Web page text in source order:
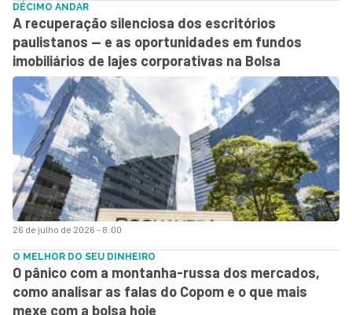
26 de julho de 2026 - 8:00
DÉCIMO ANDAR
A recuperação silenciosa dos escritórios
paulistanos — e as oportunidades em fundos
imobiliários de lajes corporativas na Bolsa
O MELHOR DO SEU DINHEIRO
O pânico com a montanha-russa dos mercados,
como analisar as falas do Copom e o que mais
mexe com a bolsa hoje